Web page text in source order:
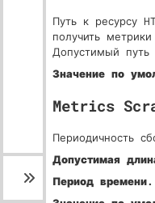
Путь к ресурсу
получить
Допустимый путь
Значение по
Metrics
Периодичность
Допустимая
Период времени.